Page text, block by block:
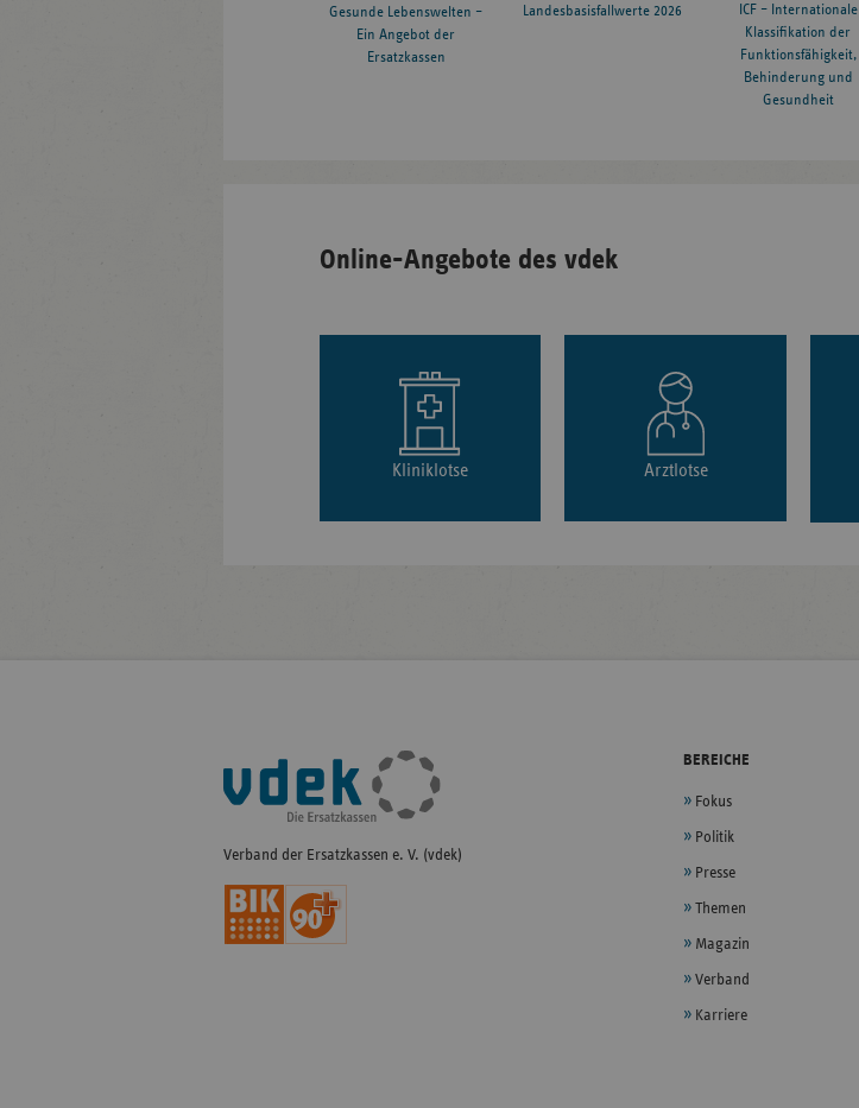
Gesunde Lebenswelten –
Ein Angebot der
Ersatzkassen
Landesbasisfallwerte 2026
ICF – Internationale
Klassifikation der
Funktionsfähigkeit,
Behinderung und
Gesundheit
Online-Angebote des vdek
Kliniklotse Arztlotse
Fußleisten-
Navigation
Verband der Ersatzkassen e. V. (vdek)
BEREICHE
Fokus
Politik
Presse
Themen
Magazin
Verband
Karriere